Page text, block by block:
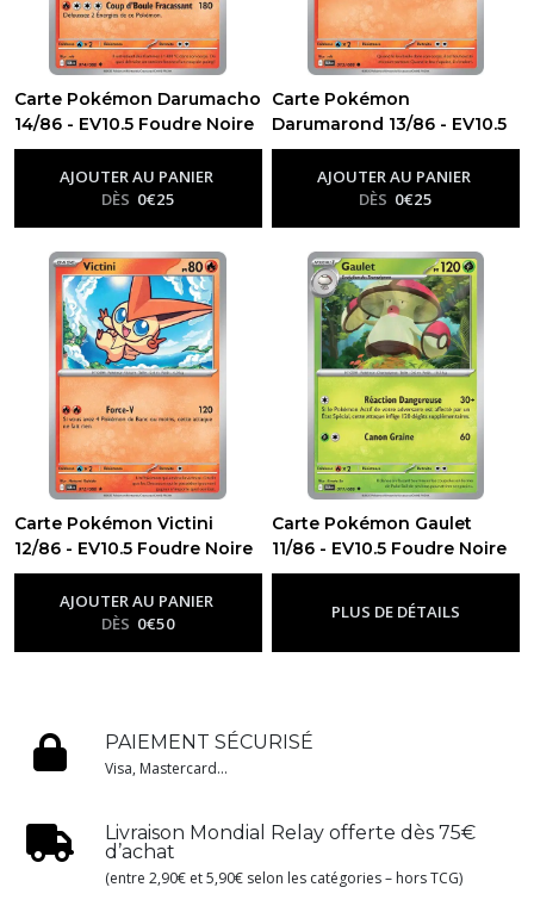
Carte Pokémon Darumacho
14/86 - EV10.5 Foudre Noire
-Ev10.5 - Foudre Noire
AJOUTER AU PANIER
DÈS 0€25
Carte Pokémon
Darumarond 13/86 - EV10.5
Foudre Noire-Ev10.5 - Foudre
AJOUTER AU PANIER
DÈS 0€25
Carte Pokémon Victini
12/86 - EV10.5 Foudre Noire
-Ev10.5 - Foudre Noire
AJOUTER AU PANIER
DÈS 0€50
Carte Pokémon Gaulet
11/86 - EV10.5 Foudre Noire
-Ev10.5 - Foudre Noire
PLUS DE DÉTAILS
PAIEMENT SÉCURISÉ
Visa, Mastercard...
Livraison Mondial Relay offerte dès 75€
d’achat
(entre 2,90€ et 5,90€ selon les catégories – hors TCG)